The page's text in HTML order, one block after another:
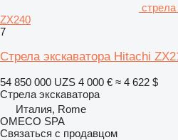
ZX240
7
Стрела экскаватора Hitachi
54 850 000 UZS 4 000 € ≈ 4 622 $
Стрела экскаватора
Италия, Rome
OMECO SPA
Связаться с продавцом